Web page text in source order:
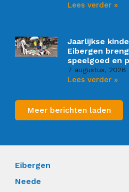
Lees verder »
Jaarlijkse
Eibergen
speelgoed en
7 augustus, 2026
Lees verder »
Meer berichten laden
Eibergen
Neede